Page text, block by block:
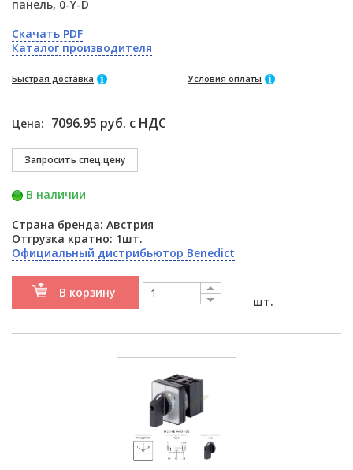
панель, 0-Y-D
Скачать PDF
Каталог производителя
Быстрая доставка Условия оплаты
Цена: 7096.95 руб. с НДС
В наличии
Страна бренда: Австрия
Отгрузка кратно: 1шт.
Официальный дистрибьютор Benedict
В корзину
шт.